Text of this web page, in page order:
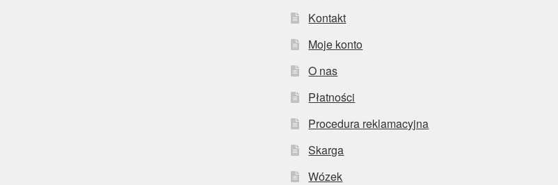
Kontakt
Moje konto
O nas
Płatności
Procedura reklamacyjna
Skarga
Wózek